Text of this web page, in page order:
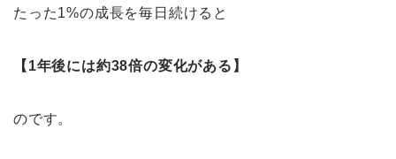
たった1%の成長を毎日続けると
【1年後には約38倍の変化がある】
のです。